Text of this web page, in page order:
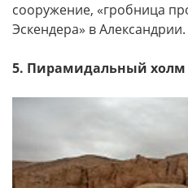
сооружение, «гробница
Эскендера» в Александрии.
5. Пирамидальный холм